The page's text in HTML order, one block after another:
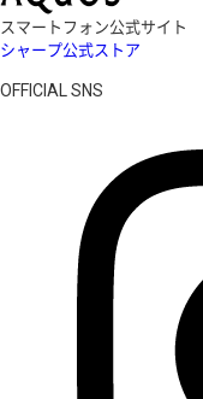
スマートフォン公式サイト
シャープ公式ストア
OFFICIAL SNS